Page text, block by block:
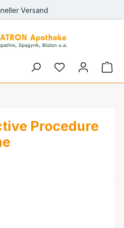
Versand
Procedure